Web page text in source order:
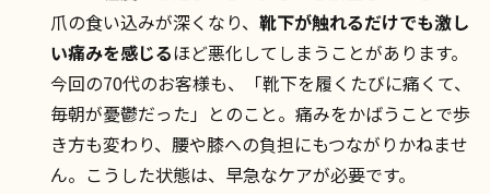
爪の食い込みが深くなり、 靴下が触れるだけでも激し
い痛みを感じるほど悪化してしまうことがあります。
今回の70代のお客様も、「靴下を履くたびに痛くて、
毎朝が憂鬱だった」とのこと。痛みをかばうことで歩
き方も変わり、腰や膝への負担にもつながりかねませ
ん。こうした状態は、早急なケアが必要です。